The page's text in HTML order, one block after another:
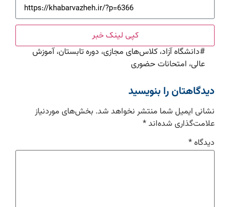
کپی لینک خبر
#دانشگاه آزاد، کلاس‌های مجازی، دوره تابستان، آموزش
عالی، امتحانات حضوری
دیدگاهتان را بنویسید
نشانی ایمیل شما منتشر نخواهد شد. بخش‌های موردنیاز
علامت‌گذاری شده‌اند*
دیدگاه*